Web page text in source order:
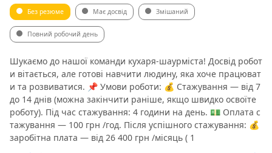
Без резюме Має досвід Змішаний
Повний робочий день
Шукаємо до нашої команди кухаря-шаурміста! Досвід робот
и вітається, але готові навчити людину, яка хоче працюват
и та розвиватися. 📌 Умови роботи: 💰 Стажування — від 7
до 14 днів (можна закінчити раніше, якщо швидко освоїте
роботу). Під час стажування: 4 години на день. 💵 Оплата с
тажування — 100 грн /год. Після успішного стажування: 💰
заробітна плата — від 26 400 грн /місяць ( 1